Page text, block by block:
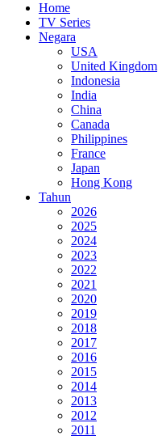
Home
TV Series
Negara
USA
United Kingdom
Indonesia
India
China
Canada
Philippines
France
Japan
Hong Kong
Tahun
2026
2025
2024
2023
2022
2021
2020
2019
2018
2017
2016
2015
2014
2013
2012
2011